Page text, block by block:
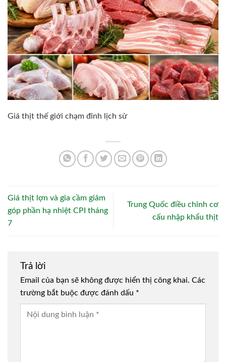
Giá thịt thế giới chạm đỉnh lịch sử
Giá thịt lợn và gia cầm giảm
góp phần hạ nhiệt CPI tháng
7
Trung Quốc điều chỉnh cơ
cấu nhập khẩu thịt
Trả lời
Email của bạn sẽ không được hiển thị công khai. Các
trường bắt buộc được đánh dấu *